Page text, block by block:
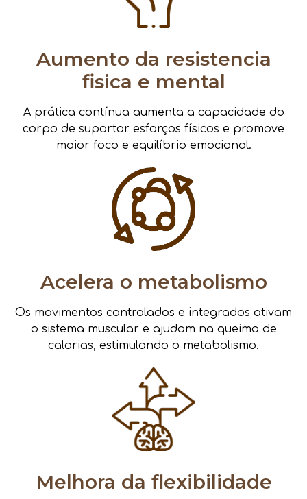
Aumento da resistencia
fisica e mental
A prática contínua aumenta a capacidade do
corpo de suportar esforços físicos e promove
maior foco e equilíbrio emocional.
Acelera o metabolismo
Os movimentos controlados e integrados ativam
o sistema muscular e ajudam na queima de
calorias, estimulando o metabolismo.
Melhora da flexibilidade